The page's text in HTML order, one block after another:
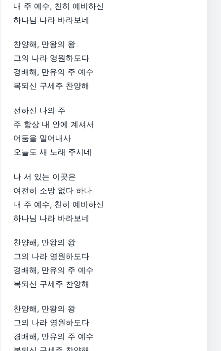
내 주 예수, 친히 예비하신
하나님 나라 바라보네
찬양해, 만왕의 왕
그의 나라 영원하도다
경배해, 만유의 주 예수
복되신 구세주 찬양해
선하신 나의 주
주 항상 내 안에 계셔서
어둠을 밀어내사
오늘도 새 노래 주시네
나 서 있는 이곳은
여전히 소망 없다 하나
내 주 예수, 친히 예비하신
하나님 나라 바라보네
찬양해, 만왕의 왕
그의 나라 영원하도다
경배해, 만유의 주 예수
복되신 구세주 찬양해
찬양해, 만왕의 왕
그의 나라 영원하도다
경배해, 만유의 주 예수